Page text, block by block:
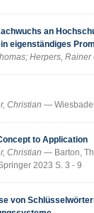
an
eigenständiges
Herpers, Rainer
Christian
to Application
Christian
Barton,
2023 S. 3 - 9
von